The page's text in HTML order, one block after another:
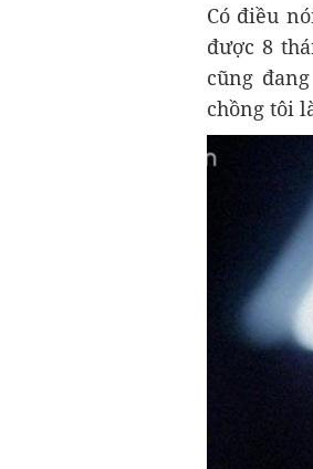
Có điều
được 8
cũng
chồng tôi